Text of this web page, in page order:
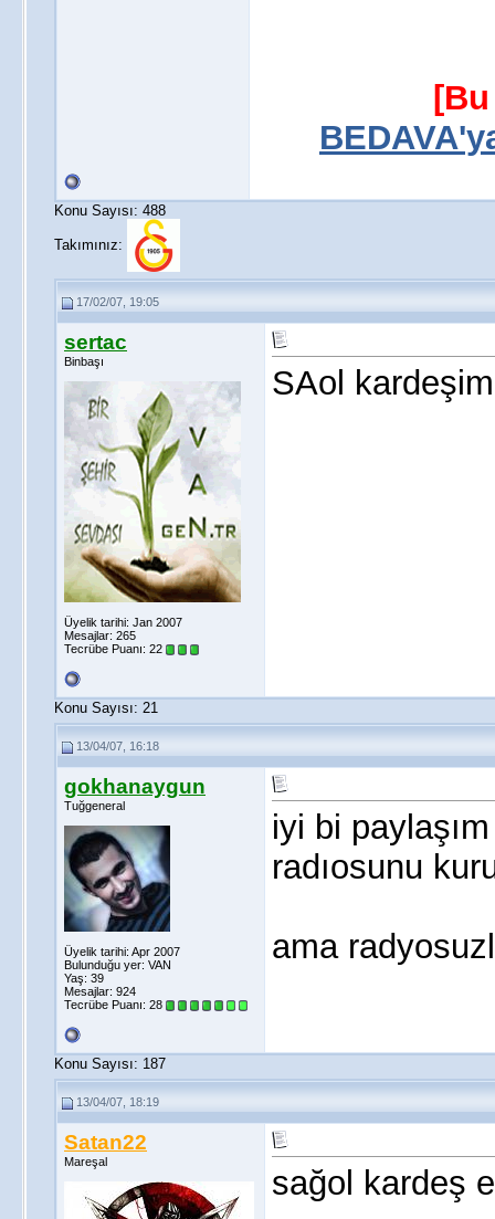
Konu Sayısı: 488
Takımınız:
17/02/07, 19:05
sertac
Binbaşı
Üyelik tarihi: Jan 2007
Mesajlar: 265
Tecrübe Puanı: 22
SAol
Konu Sayısı: 21
13/04/07, 16:18
gokhanaygun
Tuğgeneral
Üyelik tarihi: Apr 2007
Bulunduğu yer: VAN
Yaş: 39
Mesajlar: 924
Tecrübe Puanı: 28
iyi bi
radıosunu
ama
Konu Sayısı: 187
13/04/07, 18:19
Satan22
Mareşal
sağol kardeş